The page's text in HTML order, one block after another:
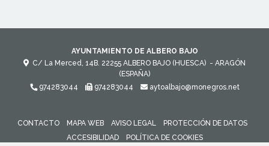
AYUNTAMIENTO DE ALBERO BAJO
C/ La Merced, 14B. 22255 ALBERO BAJO (HUESCA) - ARAGÓN
(ESPAÑA)
974283044
974283044 aytoalbajo@monegros.net
CONTACTO MAPA WEB AVISO LEGAL
PROTECCIÓN DE DATOS
ACCESIBILIDAD
POLÍTICA DE COOKIES